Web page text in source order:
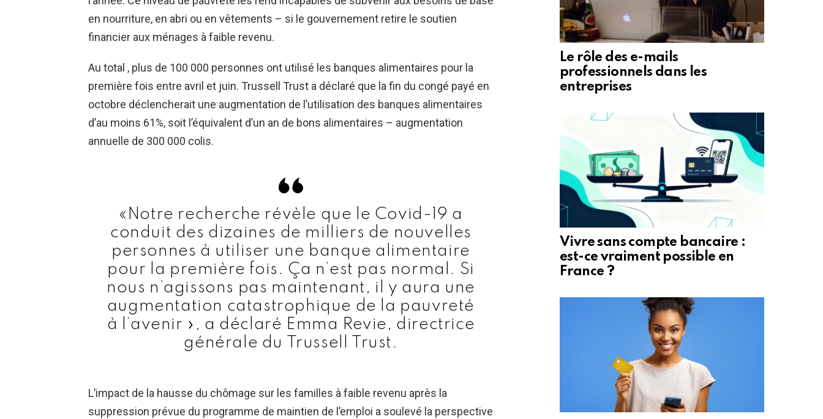
en nourriture, en abri ou en vêtements – si le gouvernement retire le soutien
financier aux ménages à faible revenu.
Au total , plus de 100 000 personnes ont utilisé les banques alimentaires pour la
première fois entre avril et juin. Trussell Trust a déclaré que la fin du congé payé en
octobre déclencherait une augmentation de l’utilisation des banques alimentaires
d’au moins 61%, soit l’équivalent d’un an de bons alimentaires – augmentation
annuelle de 300 000 colis.
«Notre recherche révèle que le Covid-19 a
conduit des dizaines de milliers de nouvelles
personnes à utiliser une banque alimentaire
pour la première fois. Ça n’est pas normal. Si
nous n’agissons pas maintenant, il y aura une
augmentation catastrophique de la pauvreté
à l’avenir », a déclaré Emma Revie, directrice
générale du Trussell Trust.
L’impact de la hausse du chômage sur les familles à faible revenu après la
suppression prévue du programme de maintien de l’emploi a soulevé la perspective
Le rôle des e-mails
professionnels dans les
entreprises
Vivre sans compte bancaire :
est-ce vraiment possible en
France ?